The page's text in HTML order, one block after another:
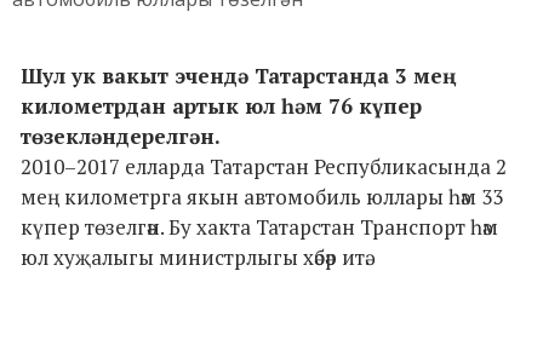
Шул ук вакыт эчендә Татарстанда 3 мең
километрдан артык юл һәм 76 күпер
төзекләндерелгән.
2010–2017 елларда Татарстан Республикасында 2
мең километрга якын автомобиль юллары һәм 33
күпер төзелгән. Бу хакта Татарстан Транспорт һәм
юл хуҗалыгы министрлыгы хәбәр итә.